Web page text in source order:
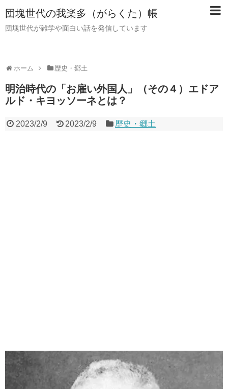
団塊世代の我楽多（がらくた）帳
団塊世代が雑学や面白い話を発信しています
ホーム 歴史・郷土
明治時代の「お雇い外国人」（その４）エドア
ルド・キヨッソーネとは？
2023/2/9 2023/2/9 歴史・郷土